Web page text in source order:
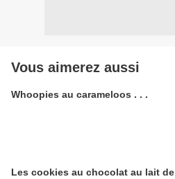
Vous aimerez aussi
Whoopies au carameloos . . .
Les cookies au chocolat au lait de